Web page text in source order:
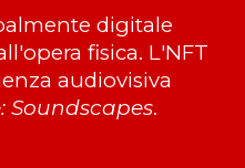
digitale
fisica. L'NFT
audiovisiva
Soundscapes.